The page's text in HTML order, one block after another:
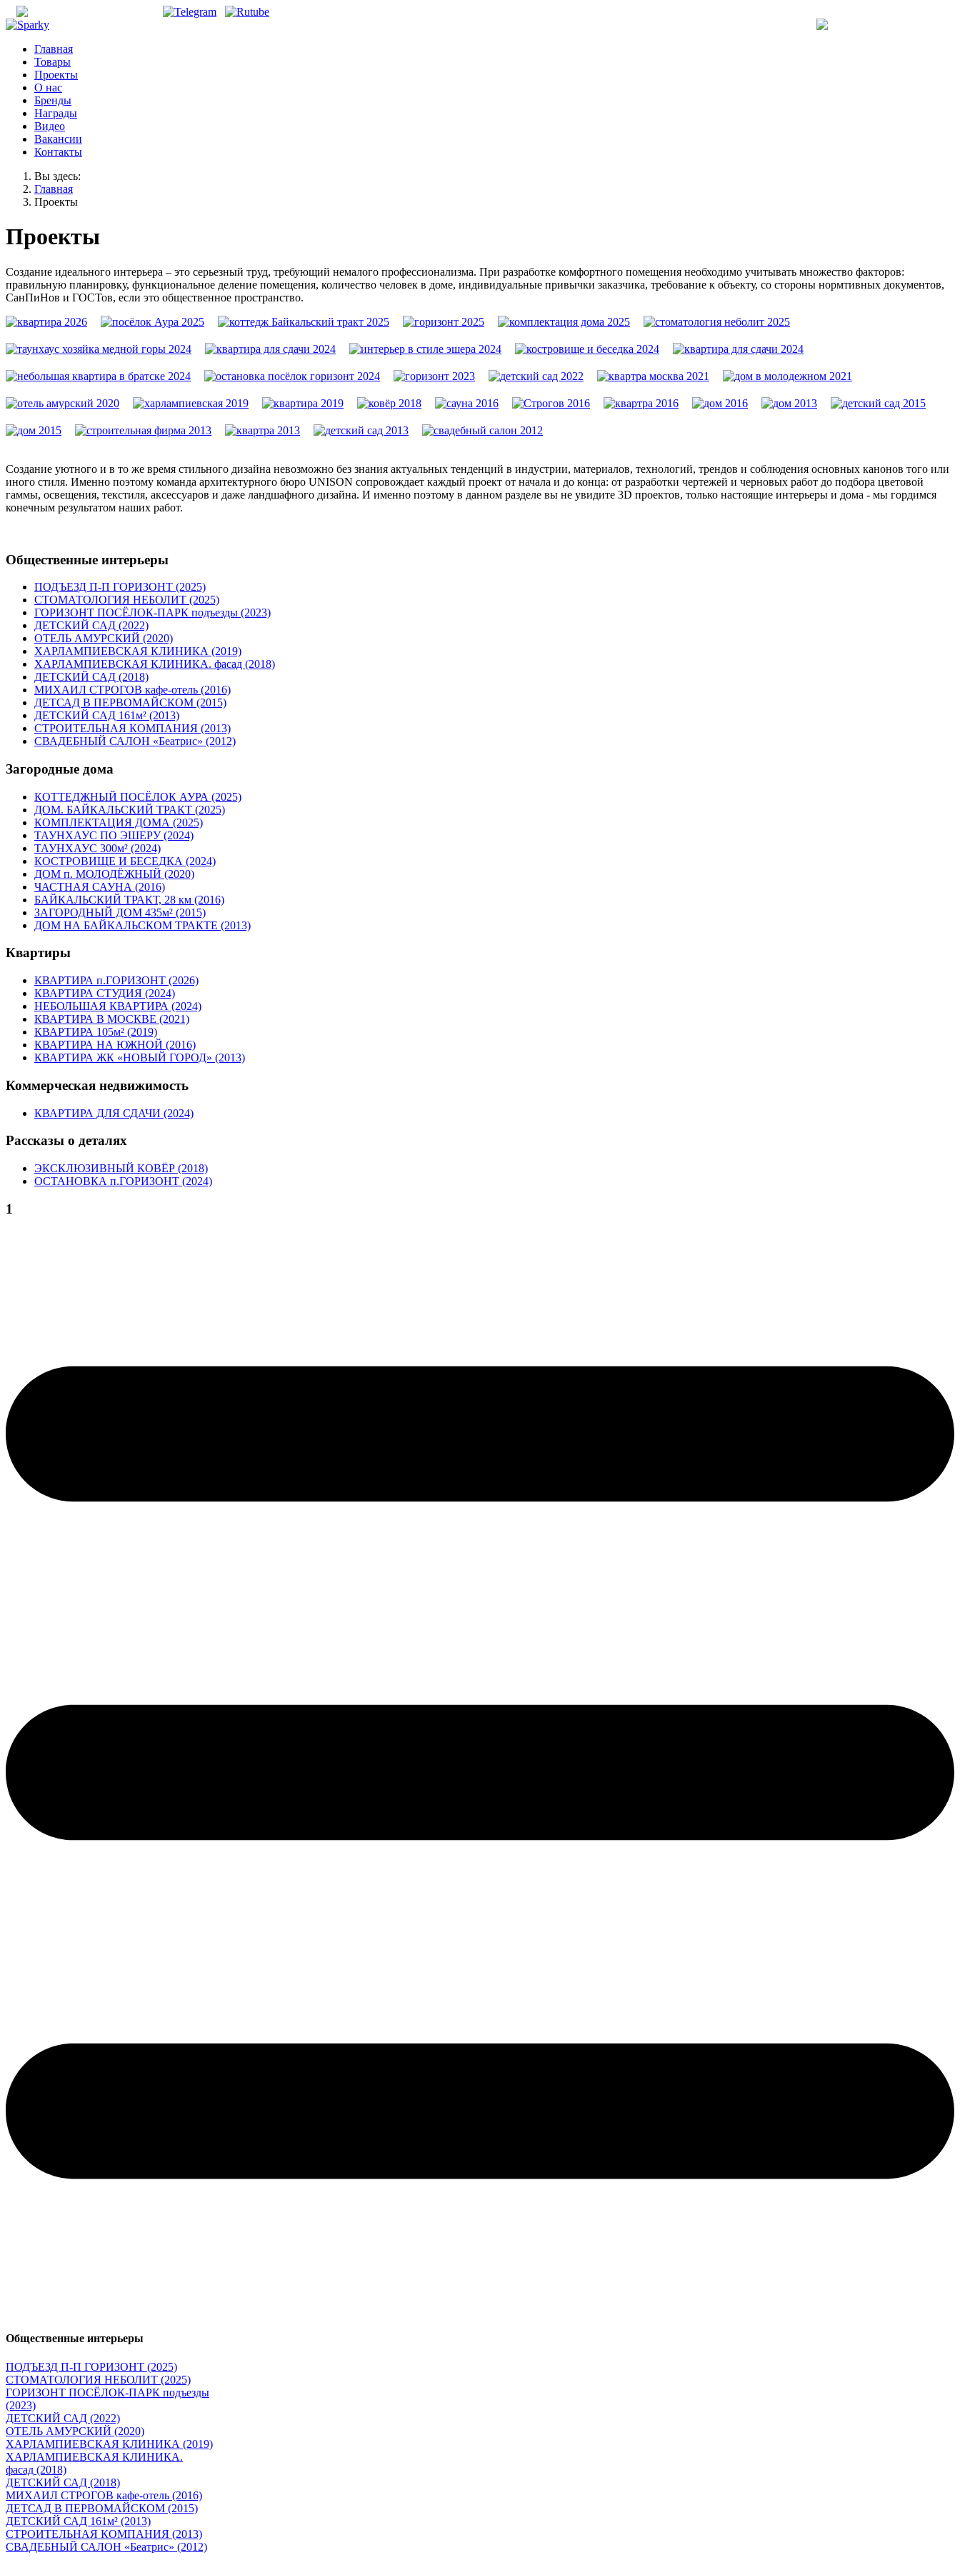
Главная
Товары
Проекты
О нас
Бренды
Награды
Видео
Вакансии
Контакты
Вы здесь:
Главная
Проекты
Проекты
Создание идеального интерьера – это серьезный труд, требующий немалого профессионализма. При разработке комфортного помещения необходимо учитывать множество факторов:
правильную планировку, функциональное деление помещения, количество человек в доме, индивидуальные привычки заказчика, требование к объекту, со стороны нормтивных документов,
СанПиНов и ГОСТов, если это общественное пространство.
Создание уютного и в то же время стильного дизайна невозможно без знания актуальных тенденций в индустрии, материалов, технологий, трендов и соблюдения основных канонов того или
иного стиля. Именно поэтому команда архитектурного бюро UNISON сопровождает каждый проект от начала и до конца: от разработки чертежей и черновых работ до подбора цветовой
гаммы, освещения, текстиля, аксессуаров и даже ландшафного дизайна. И именно поэтому в данном разделе вы не увидите 3D проектов, только настоящие интерьеры и дома - мы гордимся
конечным результатом наших работ.
Общественные интерьеры
ПОДЪЕЗД П-П ГОРИЗОНТ (2025)
СТОМАТОЛОГИЯ НЕБОЛИТ (2025)
ГОРИЗОНТ ПОСЁЛОК-ПАРК подъезды (2023)
ДЕТСКИЙ САД (2022)
ОТЕЛЬ АМУРСКИЙ (2020)
ХАРЛАМПИЕВСКАЯ КЛИНИКА (2019)
ХАРЛАМПИЕВСКАЯ КЛИНИКА. фасад (2018)
ДЕТСКИЙ САД (2018)
МИХАИЛ СТРОГОВ кафе-отель (2016)
ДЕТСАД В ПЕРВОМАЙСКОМ (2015)
ДЕТСКИЙ САД 161м² (2013)
СТРОИТЕЛЬНАЯ КОМПАНИЯ (2013)
СВАДЕБНЫЙ САЛОН «Беатрис» (2012)
Загородные дома
КОТТЕДЖНЫЙ ПОСЁЛОК АУРА (2025)
ДОМ. БАЙКАЛЬСКИЙ ТРАКТ (2025)
КОМПЛЕКТАЦИЯ ДОМА (2025)
ТАУНХАУС ПО ЭШЕРУ (2024)
ТАУНХАУС 300м² (2024)
КОСТРОВИЩЕ И БЕСЕДКА (2024)
ДОМ п. МОЛОДЁЖНЫЙ (2020)
ЧАСТНАЯ САУНА (2016)
БАЙКАЛЬСКИЙ ТРАКТ, 28 км (2016)
ЗАГОРОДНЫЙ ДОМ 435м² (2015)
ДОМ НА БАЙКАЛЬСКОМ ТРАКТЕ (2013)
Квартиры
КВАРТИРА п.ГОРИЗОНТ (2026)
КВАРТИРА СТУДИЯ (2024)
НЕБОЛЬШАЯ КВАРТИРА (2024)
КВАРТИРА В МОСКВЕ (2021)
КВАРТИРА 105м² (2019)
КВАРТИРА НА ЮЖНОЙ (2016)
КВАРТИРА ЖК «НОВЫЙ ГОРОД» (2013)
Коммерческая недвижимость
КВАРТИРА ДЛЯ СДАЧИ (2024)
Рассказы о деталях
ЭКСКЛЮЗИВНЫЙ КОВЁР (2018)
ОСТАНОВКА п.ГОРИЗОНТ (2024)
1
Общественные интерьеры
ПОДЪЕЗД П-П ГОРИЗОНТ (2025)
СТОМАТОЛОГИЯ НЕБОЛИТ (2025)
ГОРИЗОНТ ПОСЁЛОК-ПАРК подъезды
(2023)
ДЕТСКИЙ САД (2022)
ОТЕЛЬ АМУРСКИЙ (2020)
ХАРЛАМПИЕВСКАЯ КЛИНИКА (2019)
ХАРЛАМПИЕВСКАЯ КЛИНИКА.
фасад (2018)
ДЕТСКИЙ САД (2018)
МИХАИЛ СТРОГОВ кафе-отель (2016)
ДЕТСАД В ПЕРВОМАЙСКОМ (2015)
ДЕТСКИЙ САД 161м² (2013)
СТРОИТЕЛЬНАЯ КОМПАНИЯ (2013)
СВАДЕБНЫЙ САЛОН «Беатрис» (2012)